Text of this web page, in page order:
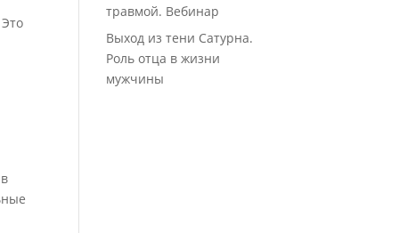
травмой. Вебинар
Выход из тени Сатурна.
Роль отца в жизни
мужчины